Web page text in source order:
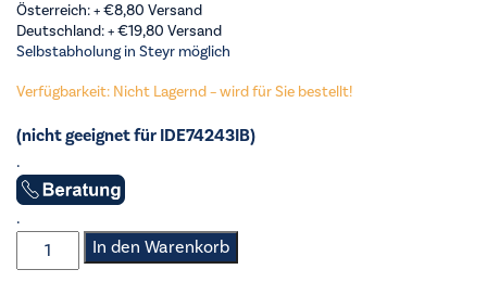
Österreich: +€8,80 Versand
Deutschland: +€19,80 Versand
Selbstabholung in Steyr möglich
Verfügbarkeit: Nicht Lagernd – wird für Sie bestellt!
(nicht geeignet für IDE74243IB)
.
.
AEG
-
In den Warenkorb